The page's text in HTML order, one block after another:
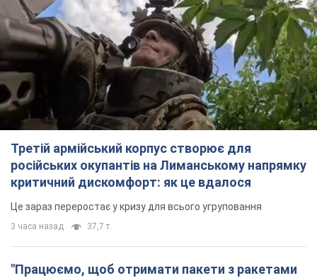
Третій армійський корпус створює для
російських окупантів на Лиманському напрямку
критичний дискомфорт: як це вдалося
Це зараз переростає у кризу для всього угруповання
3 часа назад 37,7 т.
"Працюємо, щоб отримати пакети з ракетами